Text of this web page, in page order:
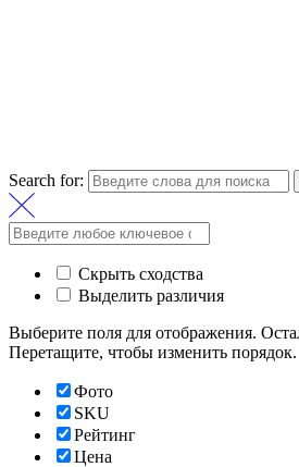
Search for:
Скрыть сходства
Выделить различия
Выберите поля для отображения.
Перетащите, чтобы изменить порядок.
Фото
SKU
Рейтинг
Цена